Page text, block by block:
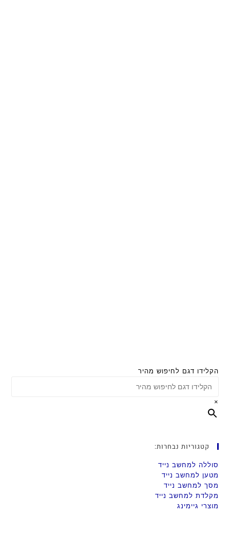
הקלידו דגם לחיפוש מהיר
×
קטגוריות נבחרות:
סוללה למחשב נייד
מטען למחשב נייד
מסך למחשב נייד
מקלדת למחשב נייד
מוצרי גיימינג